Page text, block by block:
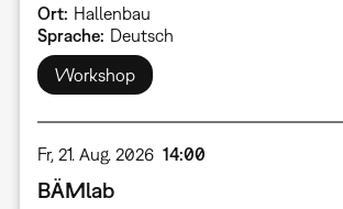
Ort
Hallenbau
Sprache
Deutsch
Workshop
Fr, 21. Aug. 2026 14:00
BÄMlab